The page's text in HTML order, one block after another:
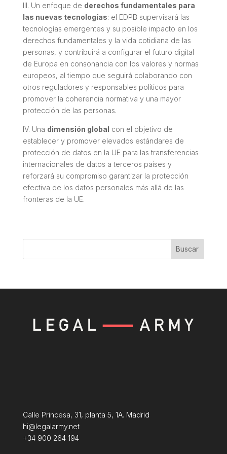
III. Un enfoque de derechos fundamentales para
las nuevas tecnologías: el EDPB supervisará las
tecnologías emergentes y su posible impacto en los
derechos fundamentales y la vida cotidiana de las
personas, y contribuirá a configurar el futuro digital
de Europa en consonancia con los valores y normas
europeos, al tiempo que seguirá colaborando con
otros reguladores y responsables políticos para
promover la coherencia normativa y una mayor
protección de las personas.
IV. Una dimensión global con el objetivo de
establecer y promover elevados estándares de
protección de datos en la UE para las transferencias
internacionales de datos a terceros países y
reforzará su compromiso garantizar la protección
efectiva de los datos personales más allá de las
fronteras de la UE.
Buscar
Calle Princesa, 31, planta 5, 1A. Madrid
hi@legalarmy.net
+34 900 264 194